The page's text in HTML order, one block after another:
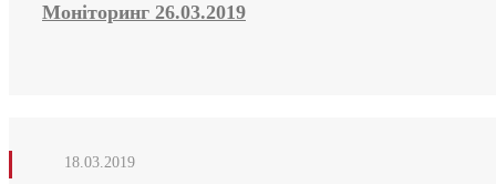
Моніторинг 26.03.2019
18.03.2019